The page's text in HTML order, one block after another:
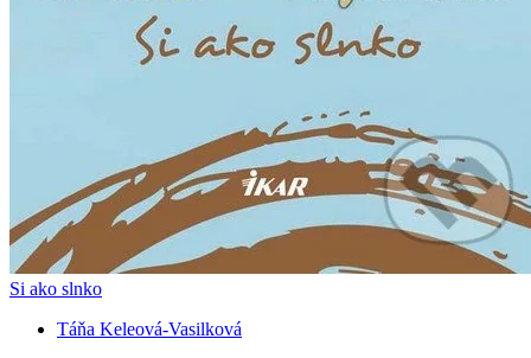
Si ako slnko
Táňa Keleová-Vasilková